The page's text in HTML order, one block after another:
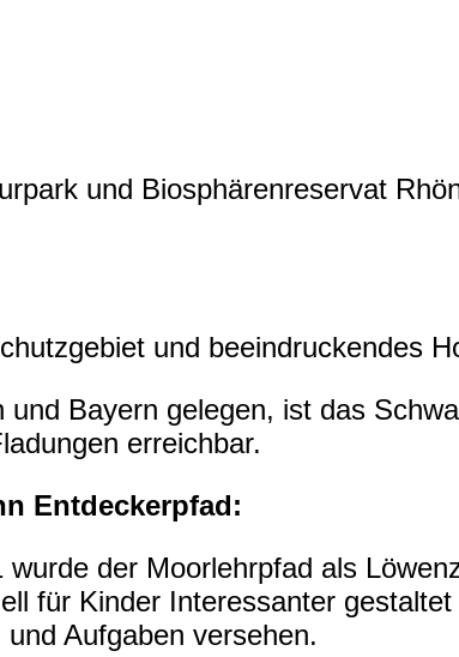
und Biosphärenreservat
und beeindruckendes
Bayern gelegen, ist das
erreichbar.
Entdeckerpfad:
wurde der Moorlehrpfad als
für Kinder Interessanter
und Aufgaben versehen.